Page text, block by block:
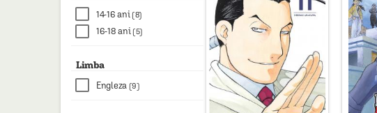
14-16 ani (8)
16-18 ani (5)
Limba
Engleza (9)